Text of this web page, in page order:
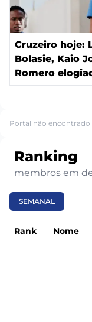
Cruzeiro hoje:
Bolasie, Kaio
Romero
Portal não encontrado
Ranking
membros em
SEMANAL
Rank Nome